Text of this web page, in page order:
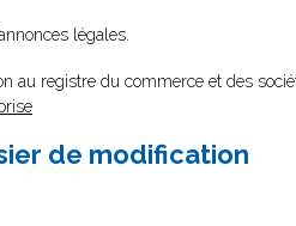
légales.
au registre du commerce et des
de modification